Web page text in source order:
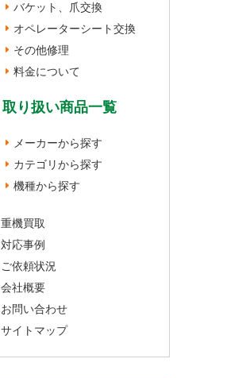
バケット、爪交換
オペレーターシート交換
その他修理
料金について
取り扱い商品一覧
メーカーから探す
カテゴリから探す
機種から探す
重機買取
対応事例
ご依頼状況
会社概要
お問い合わせ
サイトマップ